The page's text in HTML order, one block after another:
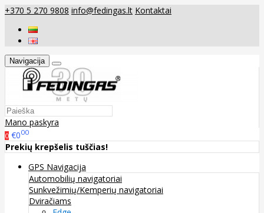
+370 5 270 9808 info@fedingas.lt Kontaktai
Navigacija
Mano paskyra
0 €000
Prekių krepšelis tuščias!
GPS Navigacija
Automobilių navigatoriai
Sunkvežimių/Kemperių navigatoriai
Dviračiams